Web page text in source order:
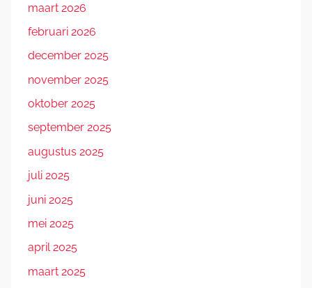
maart 2026
februari 2026
december 2025
november 2025
oktober 2025
september 2025
augustus 2025
juli 2025
juni 2025
mei 2025
april 2025
maart 2025